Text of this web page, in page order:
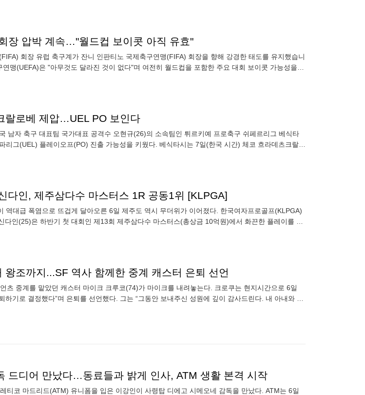
장 압박 계속…"월드컵 보이콧 아직 유효"
회장 유럽 축구계가 잔니 인판티노 국제축구연맹(FIFA) 회장을 향해 강경한 태도를 유지했습니
맹(UEFA)은 "아무것도 달라진 것이 없다"며 여전히 월드컵을 포함한 주요 대회 보이콧 가능성을
랄로베 제압…UEL PO 보인다
남자 축구 대표팀 국가대표 공격수 오현규(26)의 소속팀인 튀르키예 프로축구 쉬페르리그 베식타
리그(UEL) 플레이오프(PO) 진출 가능성을 키웠다. 베식타시는 7일(한국 시간) 체코 흐라데츠크랄로
다인, 제주삼다수 마스터스 1R 공동1위 [KLPGA]
대급 폭염으로 뜨겁게 달아오른 6일 제주도 역시 무더위가 이어졌다. 한국여자프로골프(KLPGA)
다인(25)은 하반기 첫 대회인 제13회 제주삼다수 마스터스(총상금 10억원)에서 화끈한 플레이를 펼
왕조까지...SF 역사 함께한 중계 캐스터 은퇴 선언
츠 중계를 맡았던 캐스터 마이크 크루코(74)가 마이크를 내려놓는다. 크로쿠는 현지시간으로 6일
하기로 결정했다”며 은퇴를 선언했다. 그는 “그동안 보내주신 성원에 깊이 감사드린다. 내 아내와 나
드디어 만났다…동료들과 밝게 인사, ATM 생활 본격 시작
티코 마드리드(ATM) 유니폼을 입은 이강인이 사령탑 디에고 시메오네 감독을 만났다. ATM는 6일